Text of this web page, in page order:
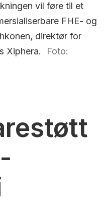
vil føre til et
FHE- og
direktør for
Xiphera.
Foto: